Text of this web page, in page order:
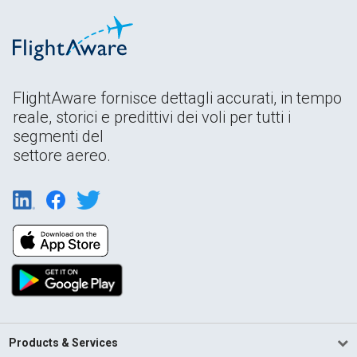
FlightAware fornisce dettagli accurati, in tempo
reale, storici e predittivi dei voli per tutti i
segmenti del
settore aereo.
Products & Services